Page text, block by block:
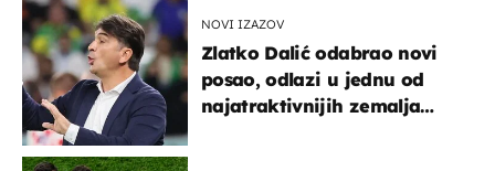
NOVI IZAZOV
Zlatko Dalić odabrao novi
posao, odlazi u jednu od
najatraktivnijih zemalja